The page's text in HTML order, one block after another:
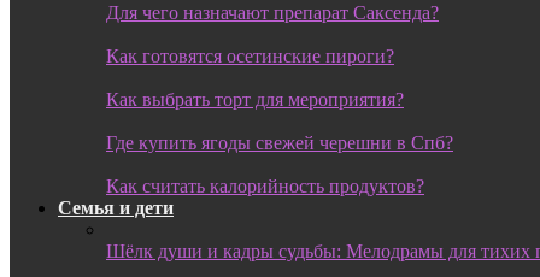
Для чего назначают препарат Саксенда?
Как готовятся осетинские пироги?
Как выбрать торт для мероприятия?
Где купить ягоды свежей черешни в Спб?
Как считать калорийность продуктов?
Семья и дети
Шёлк души и кадры судьбы: Мелодрамы для тихих